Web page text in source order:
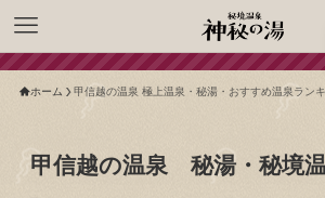
ホーム 甲信越の温泉 極上温泉・秘湯・おすすめ温泉ラン
甲信越の温泉 秘湯・秘境